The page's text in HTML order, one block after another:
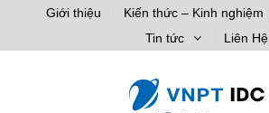
Giới thiệu Kiến thức – Kinh nghiệm
Tin tức
Liên Hệ